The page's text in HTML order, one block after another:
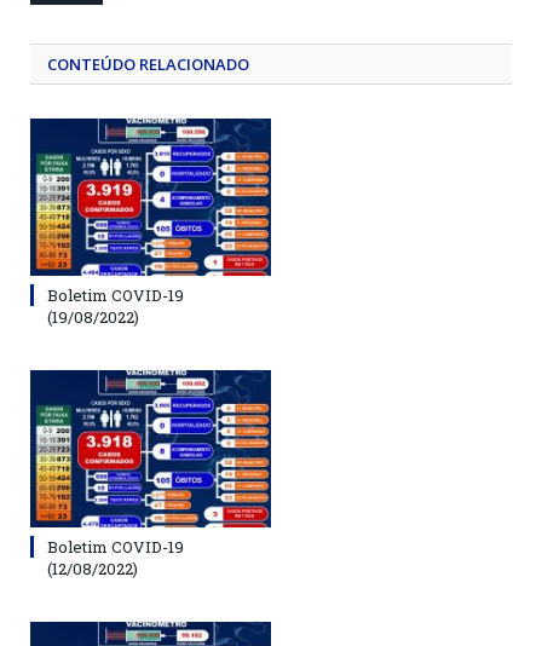
CONTEÚDO RELACIONADO
Boletim COVID-19
(19/08/2022)
Boletim COVID-19
(12/08/2022)